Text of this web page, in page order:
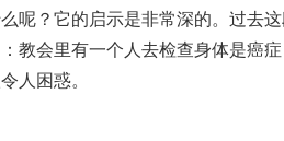
呢？它的启示是非常深的。过去
教会里有一个人去检查身体是癌
人困惑。